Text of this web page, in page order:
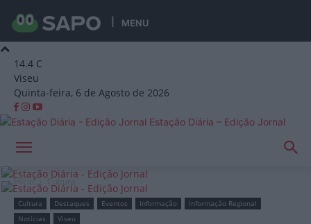
MENU
14.4 C
Viseu
Quinta-feira, 6 de Agosto de 2026
Estação Diária – Edição Jornal
Início Cultura
Cultura Destaques Eventos Informação
Informação Regional
Notícias
Viseu